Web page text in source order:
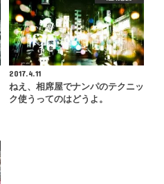
2017.4.11
ねえ、相席屋でナンパのテクニッ
ク使うってのはどうよ。